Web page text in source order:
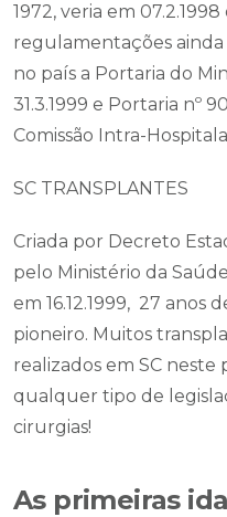
1972, veria em
regulamentações
no país a Portaria do
31.3.1999 e Portaria nº
Comissão Intra-
SC TRANSPLANTES
Criada por Decreto
pelo Ministério da
em 16.12.1999, 27 anos
pioneiro. Muitos
realizados em SC
qualquer tipo de
cirurgias!
As primeiras